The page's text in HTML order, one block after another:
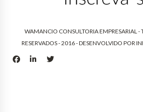
WAMANCIO CONSULTORIA EMPRESARIAL -
RESERVADOS - 2016 - DESENVOLVIDO POR